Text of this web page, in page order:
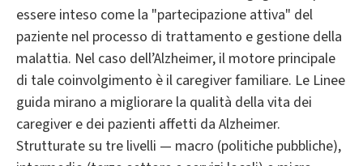
essere inteso come la "partecipazione attiva" del
paziente nel processo di trattamento e gestione della
malattia. Nel caso dell’Alzheimer, il motore principale
di tale coinvolgimento è il caregiver familiare. Le Linee
guida mirano a migliorare la qualità della vita dei
caregiver e dei pazienti affetti da Alzheimer.
Strutturate su tre livelli — macro (politiche pubbliche),